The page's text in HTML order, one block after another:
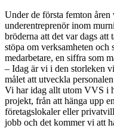
Under de första femton åren
underentreprenör inom
bröderna att det var dags att
stöpa om verksamheten och
medarbetare, en siffra som
– Idag är vi i den storleken
målet att utveckla
Vi har idag allt utom VVS i
projekt, från att hänga upp
företagslokaler eller
jobb och det kommer vi att